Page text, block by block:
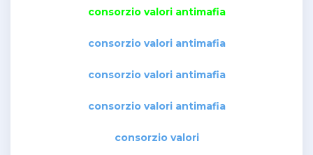
consorzio valori antimafia
consorzio valori antimafia
consorzio valori antimafia
consorzio valori antimafia
consorzio valori